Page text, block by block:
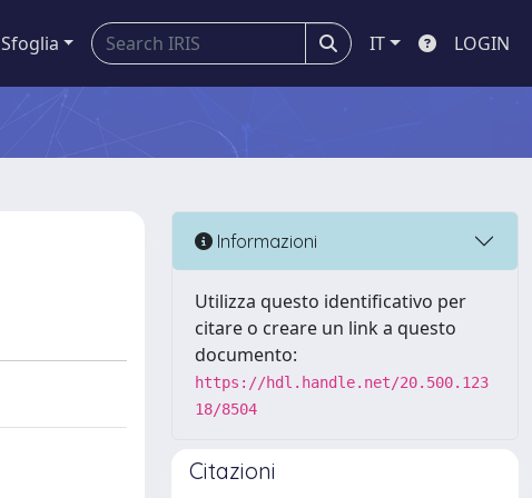
Sfoglia IT LOGIN
Informazioni
Utilizza questo identificativo per
citare o creare un link a questo
documento:
https://hdl.handle.net/20.500.123
18/8504
Citazioni